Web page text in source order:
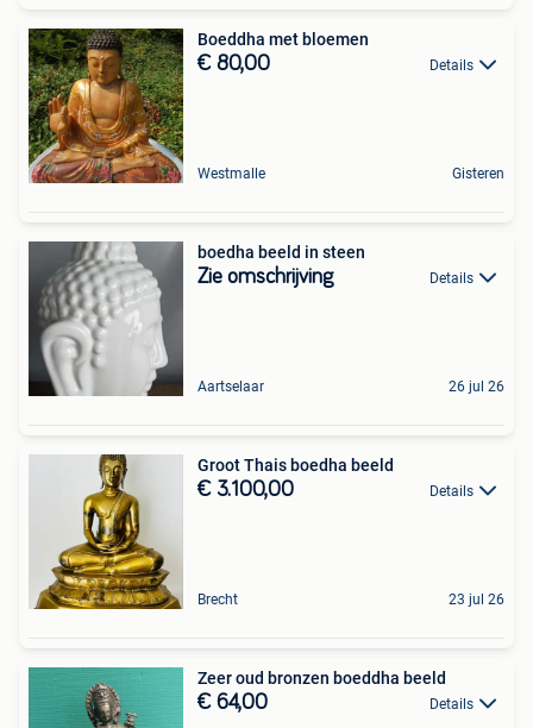
Boeddha met bloemen
€ 80,00 Details
Westmalle Gisteren
boedha beeld in steen
Zie omschrijving Details
Aartselaar 26 jul 26
Groot Thais boedha beeld
€ 3.100,00 Details
Brecht 23 jul 26
Zeer oud bronzen boeddha beeld
€ 64,00 Details